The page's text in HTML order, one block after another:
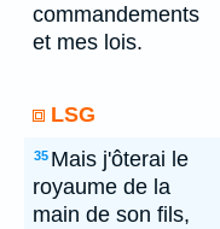
commandements
et mes lois.
LSG
35 Mais j'ôterai le
royaume de la
main de son fils,